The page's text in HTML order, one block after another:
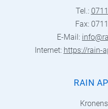
Tel.:
Fax:
E-Mail:
Internet: https://rain-
RAIN